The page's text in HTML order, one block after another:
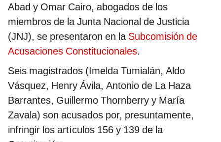
Abad y Omar Cairo, abogados de los
miembros de la Junta Nacional de Justicia
(JNJ), se presentaron en la Subcomisión de
Acusaciones Constitucionales.
Seis magistrados (Imelda Tumialán, Aldo
Vásquez, Henry Ávila, Antonio de La Haza
Barrantes, Guillermo Thornberry y María
Zavala) son acusados por, presuntamente,
infringir los artículos 156 y 139 de la